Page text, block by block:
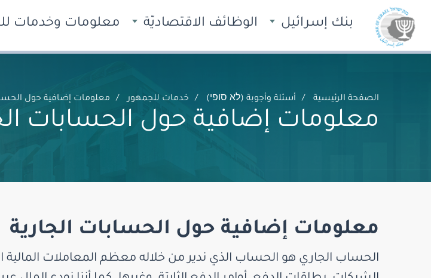
بنك إسرائيل الوظائف الاقتصاديّة معلومات وخدمات
الصفحة الرئيسية أسئلة وأجوبة (לא סופי) خدمات للجمهور معلومات إضافية حول
معلومات إضافية حول الحسابات
معلومات إضافية حول الحسابات الجارية
الحساب الجاري هو الحساب الذي ندير من خلاله معظم المعاملات